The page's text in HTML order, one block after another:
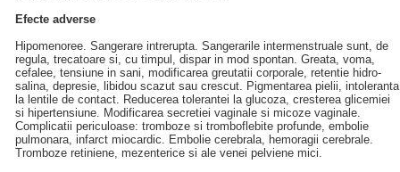
Efecte adverse
Hipomenoree. Sangerare intrerupta. Sangerarile intermenstruale sunt, de
regula, trecatoare si, cu timpul, dispar in mod spontan. Greata, voma,
cefalee, tensiune in sani, modificarea greutatii corporale, retentie hidro-
salina, depresie, libidou scazut sau crescut. Pigmentarea pielii, intoleranta
la lentile de contact. Reducerea tolerantei la glucoza, cresterea glicemiei
si hipertensiune. Modificarea secretiei vaginale si micoze vaginale.
Complicatii periculoase: tromboze si tromboflebite profunde, embolie
pulmonara, infarct miocardic. Embolie cerebrala, hemoragii cerebrale.
Tromboze retiniene, mezenterice si ale venei pelviene mici.